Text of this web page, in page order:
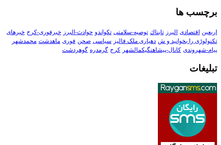
برچسب ها
اربعین اقتصادی البرز تابناك توصیه-سلامتی تکواندو حوادث-البرز خبرفوری-کرج خبرهای
تکنولوڑی را بخوانید و ش دهیاری ملک فالیز سیاسی صحن فوری ماهدشت محمدشهر
پیام-شهروندی کانال-پیشاهنگیکمالشهر کرج گرمدره گوهردشت
تبلیغات